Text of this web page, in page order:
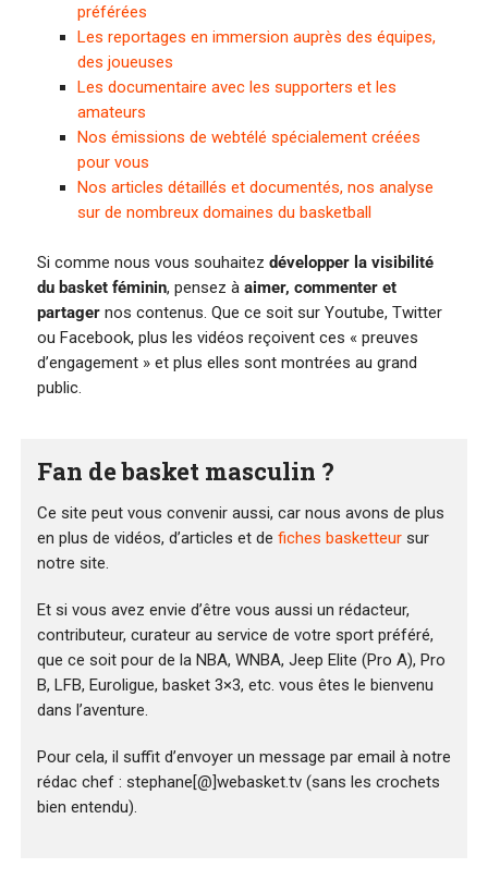
préférées
Les reportages en immersion auprès des équipes,
des joueuses
Les documentaire avec les supporters et les
amateurs
Nos émissions de webtélé spécialement créées
pour vous
Nos articles détaillés et documentés, nos analyse
sur de nombreux domaines du basketball
Si comme nous vous souhaitez développer la visibilité
du basket féminin, pensez à aimer, commenter et
partagernos contenus. Que ce soit sur Youtube, Twitter
ou Facebook, plus les vidéos reçoivent ces « preuves
d’engagement » et plus elles sont montrées au grand
public.
Fan de basket masculin ?
Ce site peut vous convenir aussi, car nous avons de plus
en plus de vidéos, d’articles et de fiches basketteursur
notre site.
Et si vous avez envie d’être vous aussi un rédacteur,
contributeur, curateur au service de votre sport préféré,
que ce soit pour de la NBA, WNBA, Jeep Elite (Pro A), Pro
B, LFB, Euroligue, basket 3×3, etc. vous êtes le bienvenu
dans l’aventure.
Pour cela, il suffit d’envoyer un message par email à notre
rédac chef : stephane[@]webasket.tv (sans les crochets
bien entendu).